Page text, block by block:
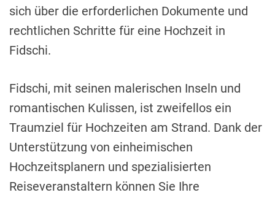
sich über die erforderlichen Dokumente und
rechtlichen Schritte für eine Hochzeit in
Fidschi.
Fidschi, mit seinen malerischen Inseln und
romantischen Kulissen, ist zweifellos ein
Traumziel für Hochzeiten am Strand. Dank der
Unterstützung von einheimischen
Hochzeitsplanern und spezialisierten
Reiseveranstaltern können Sie Ihre